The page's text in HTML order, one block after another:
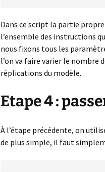
Dans ce script la partie
l’ensemble des instructions
nous fixons tous les
l’on va faire varier le nombre
réplications du modèle.
Etape 4 :
À l’étape précédente, on
de plus simple, il faut